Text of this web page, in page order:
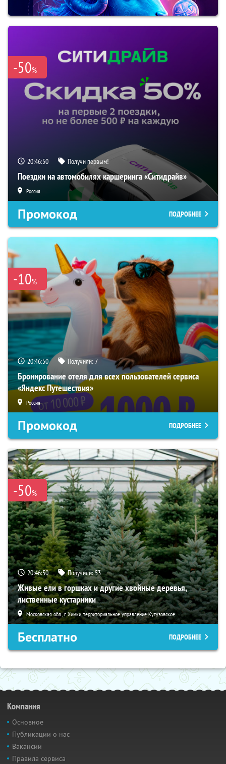
-50%
20:46:49 Получи первым!
Поездки на автомобилях каршеринга «Ситидрайв»
Россия
Промокод ПОДРОБНЕЕ
-10%
20:46:49 Получили:7
Бронирование отеля для всех пользователей сервиса
«Яндекс Путешествия»
Россия
Промокод ПОДРОБНЕЕ
-50%
20:46:49 Получили:53
Живые ели в горшках и другие хвойные деревья,
лиственные кустарники
Московская обл., г. Химки, территориальное управление Кутузовское
Бесплатно ПОДРОБНЕЕ
Компания
Основное
Публикации о нас
Вакансии
Правила сервиса